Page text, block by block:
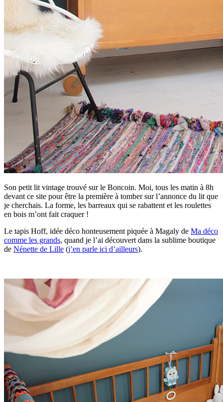
Son petit lit vintage trouvé sur le Boncoin. Moi, tous les matin à 8h
devant ce site pour être la première à tomber sur l’annonce du lit que
je cherchais. La forme, les barreaux qui se rabattent et les roulettes
en bois m’ont fait craquer !
Le tapis Hoff, idée déco honteusement piquée à Magaly de Ma déco
comme les grands, quand je l’ai découvert dans la sublime boutique
de Nénette de Lille (j’en parle ici d’ailleurs).